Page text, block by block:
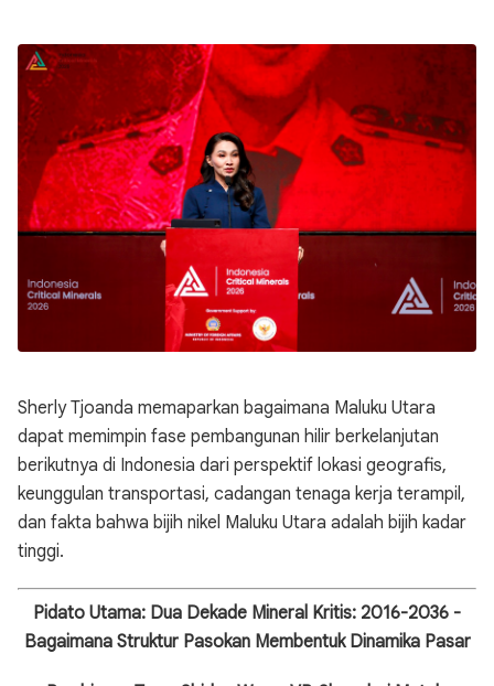
Sherly Tjoanda memaparkan bagaimana Maluku Utara
dapat memimpin fase pembangunan hilir berkelanjutan
berikutnya di Indonesia dari perspektif lokasi geografis,
keunggulan transportasi, cadangan tenaga kerja terampil,
dan fakta bahwa bijih nikel Maluku Utara adalah bijih kadar
tinggi.
Pidato Utama: Dua Dekade Mineral Kritis: 2016-2036 -
Bagaimana Struktur Pasokan Membentuk Dinamika Pasar